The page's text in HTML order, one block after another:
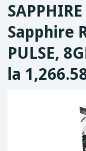
Sapphire
PULSE,
la